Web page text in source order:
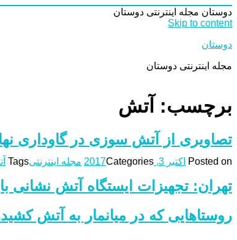
دوستان مجله اینترنتی دوستان
Skip to content
دوستان
مجله اینترنتی دوستان
برچسب: آتش
تصاویری از آتش سوزی در گاوداری
Posted on اکتبر 3, 2017 Categories مجله اینترنتیTags
تهران: تجهیزات ایستگاه آتش نشانی
روستاهایی که در میانمار به آتش